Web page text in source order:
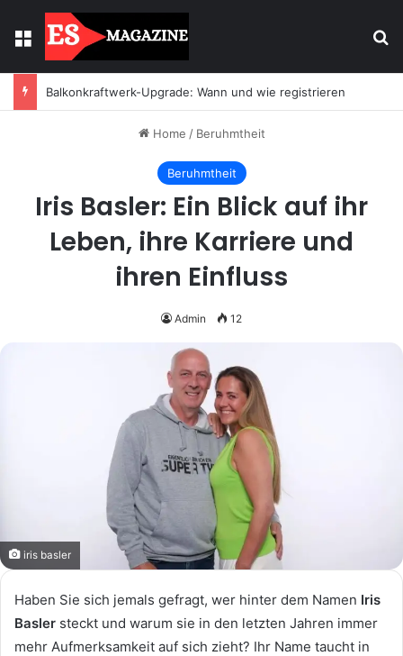
Menu
Balkonkraftwerk-Upgrade: Wann und wie registrieren
Home / Beruhmtheit
Beruhmtheit
Iris Basler: Ein Blick auf ihr
Leben, ihre Karriere und
ihren Einfluss
Admin 12
iris basler
Haben Sie sich jemals gefragt, wer hinter dem Namen Iris
Basler steckt und warum sie in den letzten Jahren immer
mehr Aufmerksamkeit auf sich zieht? Ihr Name taucht in